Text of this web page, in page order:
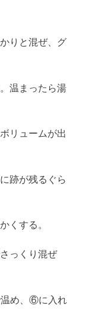
りと混ぜ、グ
温まったら湯
リュームが出
跡が残るぐら
くする。
っくり混ぜ
め、⑥に入れ